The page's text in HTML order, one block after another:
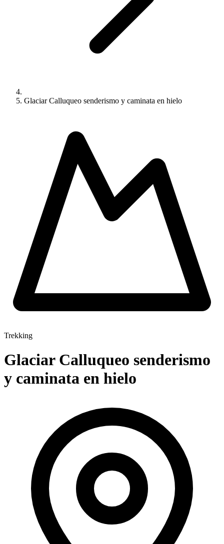
Glaciar Calluqueo senderismo y caminata en hielo
Trekking
Glaciar Calluqueo senderismo
y caminata en hielo